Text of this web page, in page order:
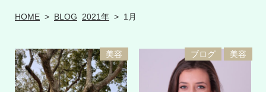
HOME > BLOG 2021年 > 1月
美容 ブログ 美容